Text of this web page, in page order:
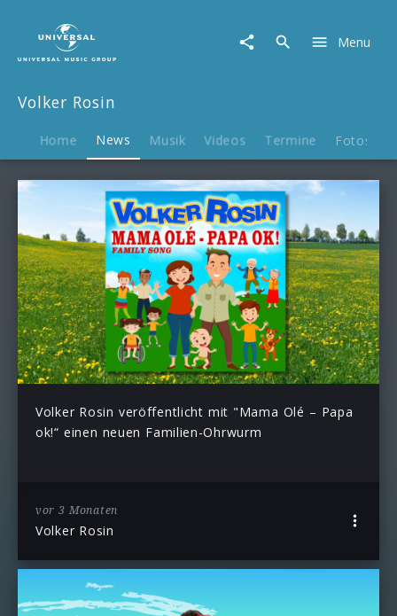
News
Menu
Volker Rosin
Home News Musik Videos Termine Fotos
Volker Rosin veröffentlicht mit "Mama Olé – Papa
ok!“ einen neuen Familien-Ohrwurm
vor 3 Monaten
Volker Rosin